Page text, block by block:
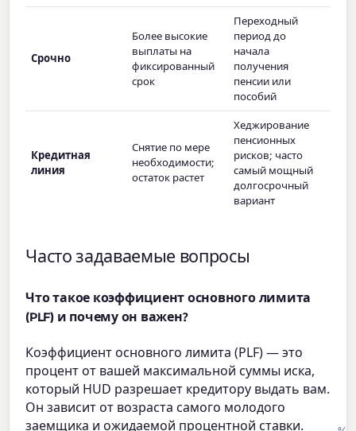
Срочно
Более высокие
выплаты на
фиксированный
срок
Переходный
период до
начала
получения
пенсии или
пособий
Кредитная
линия
Снятие по мере
необходимости;
остаток растет
Хеджирование
пенсионных
рисков; часто
самый мощный
долгосрочный
вариант
Часто задаваемые вопросы
Что такое коэффициент основного лимита
(PLF) и почему он важен?
Коэффициент основного лимита (PLF) — это
процент от вашей максимальной суммы иска,
который HUD разрешает кредитору выдать вам.
Он зависит от возраста самого молодого
заемщика и ожидаемой процентной ставки.